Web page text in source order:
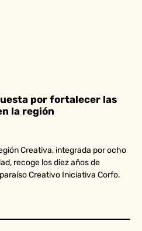
por fortalecer las
la región
Creativa, integrada por ocho
recoge los diez años de
Creativo Iniciativa Corfo.